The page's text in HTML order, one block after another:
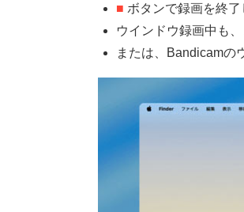
■ ボタンで録画を終了
ウインドウ録画中も
または、Bandicamの